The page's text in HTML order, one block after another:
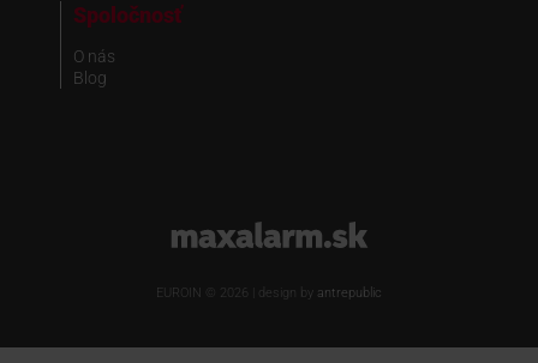
Spoločnosť
O nás
Blog
www.maxalarm.sk
EUROIN © 2026 | design by antrepublic